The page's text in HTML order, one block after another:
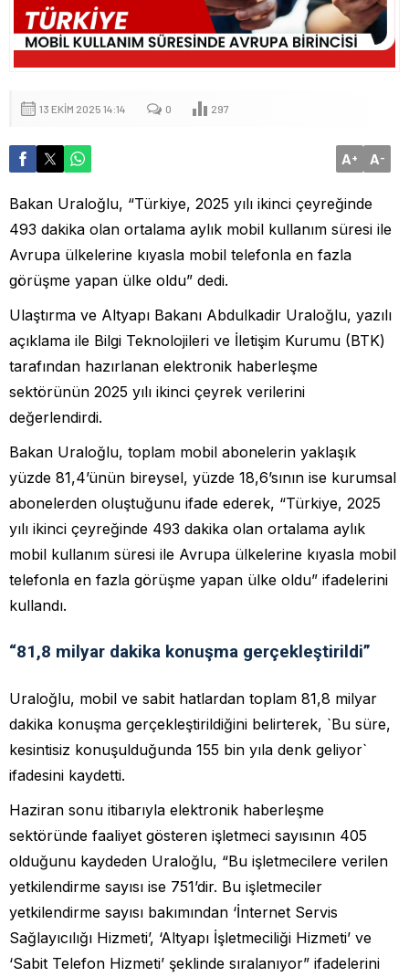
13 EKIM 2025 14:14 0 297
A+ A-
Bakan Uraloğlu, “Türkiye, 2025 yılı ikinci çeyreğinde
493 dakika olan ortalama aylık mobil kullanım süresi ile
Avrupa ülkelerine kıyasla mobil telefonla en fazla
görüşme yapan ülke oldu” dedi.
Ulaştırma ve Altyapı Bakanı Abdulkadir Uraloğlu, yazılı
açıklama ile Bilgi Teknolojileri ve İletişim Kurumu (BTK)
tarafından hazırlanan elektronik haberleşme
sektörünün 2025 yılı ikinci çeyrek verilerini
değerlendirdi.
Bakan Uraloğlu, toplam mobil abonelerin yaklaşık
yüzde 81,4’ünün bireysel, yüzde 18,6’sının ise kurumsal
abonelerden oluştuğunu ifade ederek, “Türkiye, 2025
yılı ikinci çeyreğinde 493 dakika olan ortalama aylık
mobil kullanım süresi ile Avrupa ülkelerine kıyasla mobil
telefonla en fazla görüşme yapan ülke oldu” ifadelerini
kullandı.
“81,8 milyar dakika konuşma gerçekleştirildi”
Uraloğlu, mobil ve sabit hatlardan toplam 81,8 milyar
dakika konuşma gerçekleştirildiğini belirterek, `Bu süre,
kesintisiz konuşulduğunda 155 bin yıla denk geliyor`
ifadesini kaydetti.
Haziran sonu itibarıyla elektronik haberleşme
sektöründe faaliyet gösteren işletmeci sayısının 405
olduğunu kaydeden Uraloğlu, “Bu işletmecilere verilen
yetkilendirme sayısı ise 751’dir. Bu işletmeciler
yetkilendirme sayısı bakımından ‘İnternet Servis
Sağlayıcılığı Hizmeti’, ‘Altyapı İşletmeciliği Hizmeti’ ve
‘Sabit Telefon Hizmeti’ şeklinde sıralanıyor” ifadelerini